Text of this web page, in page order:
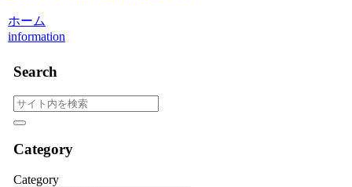
ホーム
information
Search
Category
Category